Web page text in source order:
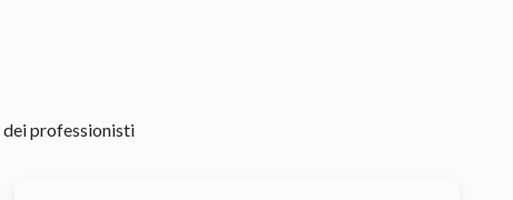
dei professionisti